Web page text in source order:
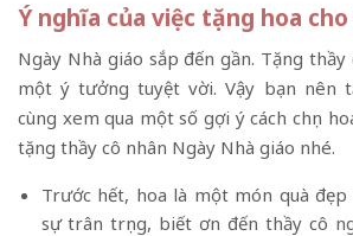
Ý nghĩa của việc tặng hoa
Ngày Nhà giáo sắp đến gần. Tặng
một ý tưởng tuyệt vời. Vậy bạn nên
cùng xem qua một số gợi ý cách chọn
tặng thầy cô nhân Ngày Nhà giáo nhé.
Trước hết, hoa là một món quà
sự trân trọng, biết ơn đến thầy cô